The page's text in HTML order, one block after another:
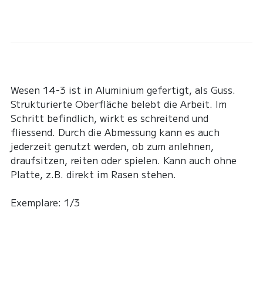
Wesen 14-3 ist in Aluminium gefertigt, als Guss.
Strukturierte Oberfläche belebt die Arbeit. Im
Schritt befindlich, wirkt es schreitend und
fliessend. Durch die Abmessung kann es auch
jederzeit genutzt werden, ob zum anlehnen,
draufsitzen, reiten oder spielen. Kann auch ohne
Platte, z.B. direkt im Rasen stehen.
Exemplare: 1/3